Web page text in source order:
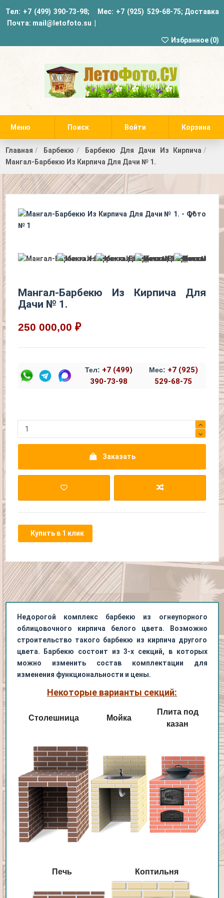
Тел: +7 (499) 390-73-98; Мес: +7 (925) 529-68-75;
Почта: mail@letofoto.su
Доставка
Избранное (0)
Меню Поиск Войти Корзина
Главная Барбекю
Барбекю Для Дачи Из Кирпича
Мангал-Барбекю Из Кирпича Для Дачи № 1.
Мангал-Барбекю Из Кирпича Для
Дачи № 1.
250 000,00 ₽
Тел: +7 (499)
390-73-98
Мес: +7 (925)
529-68-75
Заказать
Купить в 1 клик
Недорогой комплекс барбекю из огнеупорного
облицовочного кирпича белого цвета. Возможно
строительство такого барбекю из кирпича другого
цвета. Барбекю состоит из 3-х секций, в которых
можно изменить состав комплектации для
изменения функциональности и цены.
Некоторые варианты секций:
Столешница Мойка
Плита под
казан
Печь Коптильня